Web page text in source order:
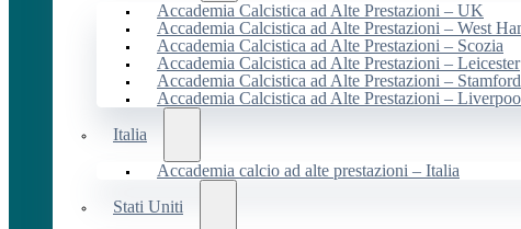
Accademia Calcistica ad Alte Prestazioni – UK
Accademia Calcistica ad Alte Prestazioni – West
Accademia Calcistica ad Alte Prestazioni – Scozia
Accademia Calcistica ad Alte Prestazioni – Leicester
Accademia Calcistica ad Alte Prestazioni – Stamford
Accademia Calcistica ad Alte Prestazioni –
Italia
Accademia calcio ad alte prestazioni – Italia
Stati Uniti